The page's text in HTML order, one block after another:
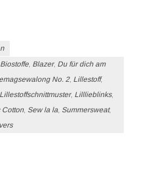
Biostoffe, Blazer, Du für dich am
No. 2, Lillestoff,
Lillestoffschnittmuster, Lilllieblinks,
Cotton, Sew la la, Summersweat,